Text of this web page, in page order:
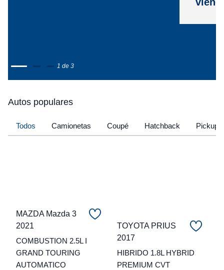
1 de 3
Autos populares
Todos Camionetas Coupé Hatchback Pickup
MAZDA Mazda 3
2021
COMBUSTION 2.5L I
GRAND TOURING
AUTOMATICO
TOYOTA PRIUS
2017
HIBRIDO 1.8L HYBRID
PREMIUM CVT